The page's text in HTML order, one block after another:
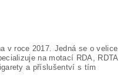
v roce 2017. Jedná se o velice
na motací RDA, RDTA
a příslušentví s tím